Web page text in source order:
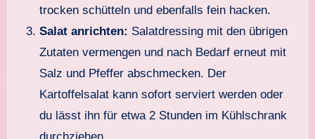
trocken schütteln und ebenfalls fein hacken.
Salat anrichten: Salatdressing mit den übrigen
Zutaten vermengen und nach Bedarf erneut mit
Salz und Pfeffer abschmecken. Der
Kartoffelsalat kann sofort serviert werden oder
du lässt ihn für etwa 2 Stunden im Kühlschrank
durchziehen.